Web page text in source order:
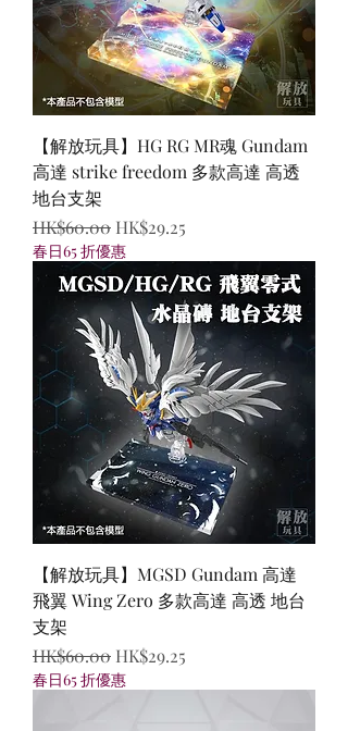
【解放玩具】HG RG MR魂 Gundam
高達 strike freedom 多款高達 高透
地台支架
一般價格
HK$60.00 促銷價格
HK$29.25
春日65 折優惠
【解放玩具】MGSD Gundam 高達
飛翼 Wing Zero 多款高達 高透 地台
支架
一般價格
HK$60.00 促銷價格
HK$29.25
春日65 折優惠